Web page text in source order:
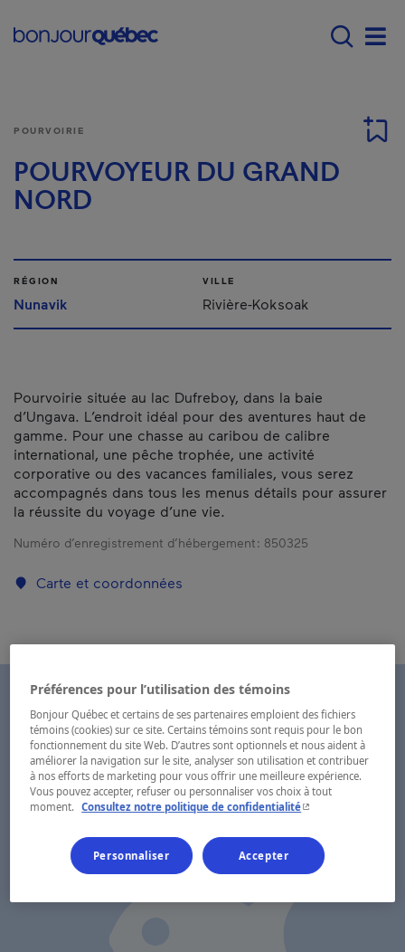
Main navigation -
POURVOIRIE
POURVOYEUR DU GRAND
NORD
RÉGION
Nunavik
VILLE
Rivière-Koksoak
Pourvoirie située au lac Dufreboy, dans la baie
d’Ungava. L’endroit idéal pour des aventures haut de
gamme. Pour une chasse au caribou de calibre
international, une pêche trophée, une activité
corporative ou des vacances familiales, vous serez
accompagnés dans tous les menus détails pour assurer
la réussite du voyage d’une vie.
Numéro d’enregistrement d’hébergement : 850325
Carte et coordonnées
Préférences pour l’utilisation des témoins
Bonjour Québec et certains de ses partenaires emploient des fichiers
témoins (cookies) sur ce site. Certains témoins sont requis pour le bon
fonctionnement du site Web. D’autres sont optionnels et nous aident à
améliorer la navigation sur le site, analyser son utilisation et contribuer
à nos efforts de marketing pour vous offrir une meilleure expérience.
Vous pouvez accepter, refuser ou personnaliser vos choix à tout
moment. Consultez notre politique de confidentialité- Cet hyperlien
Personnaliser Accepter